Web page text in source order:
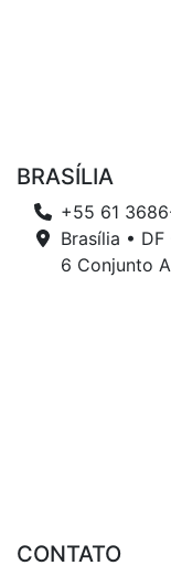
BRASÍLIA
+55 61
Brasília •
6 Conjunto
CONTATO